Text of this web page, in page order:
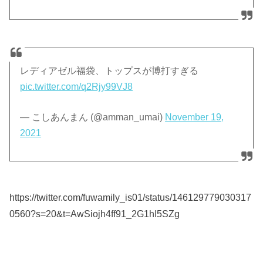
レディアゼル福袋、トップスが博打すぎる
pic.twitter.com/q2Rjy99VJ8
— こしあんまん (@amman_umai) November 19,
2021
https://twitter.com/fuwamily_is01/status/146129779030317
0560?s=20&t=AwSiojh4ff91_2G1hI5SZg